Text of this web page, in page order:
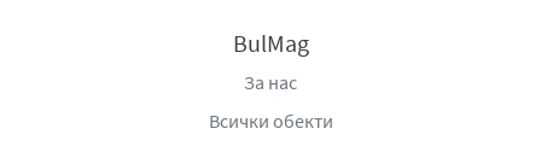
BulMag
За нас
Всички обекти